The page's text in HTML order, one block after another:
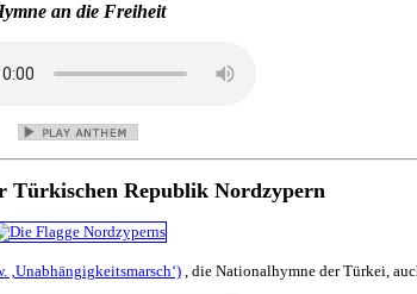
an die Freiheit
Türkischen Republik Nordzypern
‚Unabhängigkeitsmarsch‘), die Nationalhymne der Türkei,